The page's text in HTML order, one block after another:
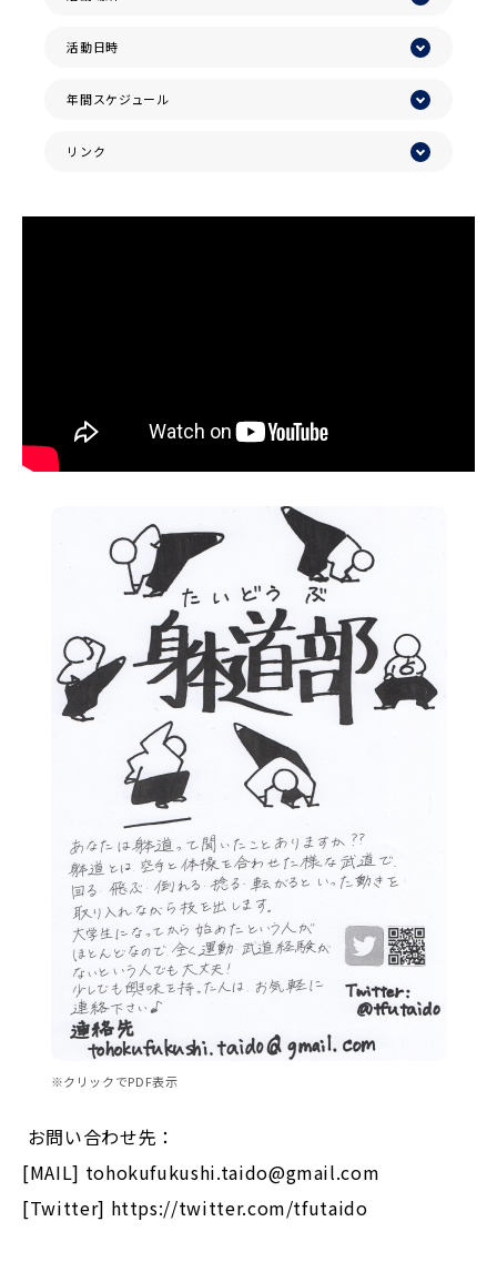
活動日時
年間スケジュール
リンク
※クリックでPDF表示
お問い合わせ先：
[MAIL] tohokufukushi.taido@gmail.com
[Twitter] https://twitter.com/tfutaido